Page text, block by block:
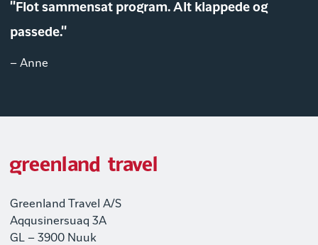
"Flot sammensat program. Alt klappede og
passede."
– Anne
Greenland Travel A/S
Aqqusinersuaq 3A
GL – 3900 Nuuk